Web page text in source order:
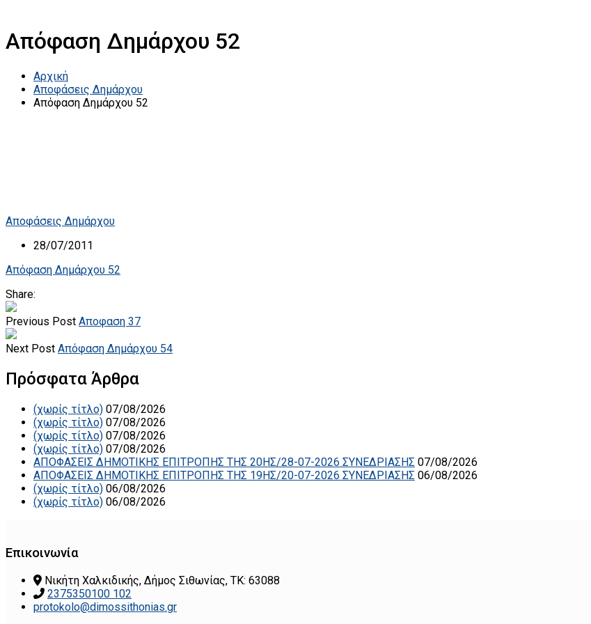
Απόφαση Δημάρχου 52
Αρχική
Αποφάσεις Δημάρχου
Απόφαση Δημάρχου 52
Αποφάσεις Δημάρχου
28/07/2011
Απόφαση Δημάρχου 52
Share:
Previous Post Αποφαση 37
Next Post Απόφαση Δημάρχου 54
Πρόσφατα Άρθρα
(χωρίς τίτλο) 07/08/2026
(χωρίς τίτλο) 07/08/2026
(χωρίς τίτλο) 07/08/2026
(χωρίς τίτλο) 07/08/2026
ΑΠΟΦΑΣΕΙΣ ΔΗΜΟΤΙΚΗΣ ΕΠΙΤΡΟΠΗΣ ΤΗΣ 20ΗΣ/28-07-2026 ΣΥΝΕΔΡΙΑΣΗΣ 07/08/2026
ΑΠΟΦΑΣΕΙΣ ΔΗΜΟΤΙΚΗΣ ΕΠΙΤΡΟΠΗΣ ΤΗΣ 19ΗΣ/20-07-2026 ΣΥΝΕΔΡΙΑΣΗΣ 06/08/2026
(χωρίς τίτλο) 06/08/2026
(χωρίς τίτλο) 06/08/2026
Επικοινωνία
Νικήτη Χαλκιδικής, Δήμος Σιθωνίας, ΤΚ: 63088
2375350100 102
protokolo@dimossithonias.gr